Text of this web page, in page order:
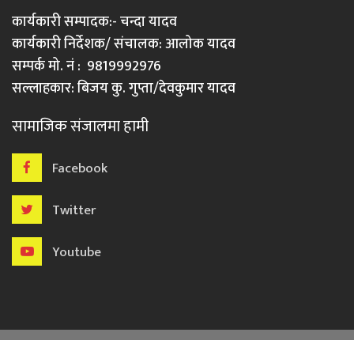
कार्यकारी सम्पादक:- चन्दा यादव
कार्यकारी निर्देशक/ संचालक: आलोक यादव
सम्पर्क मो. नं : 9819992976
सल्लाहकार: बिजय कु. गुप्ता/देवकुमार यादव
सामाजिक संजालमा हामी
Facebook
Twitter
Youtube